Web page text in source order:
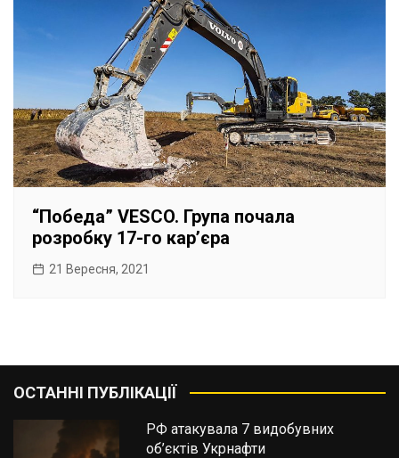
“Победа” VESCO. Група почала
розробку 17-го кар’єра
21 Вересня, 2021
ОСТАННІ ПУБЛІКАЦІЇ
РФ атакувала 7 видобувних
об’єктів Укрнафти